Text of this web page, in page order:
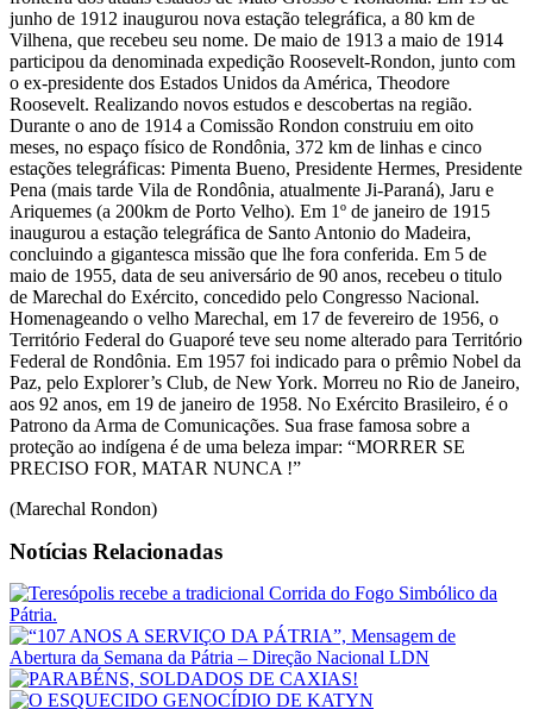
junho de 1912 inaugurou nova estação telegráfica, a 80 km de
Vilhena, que recebeu seu nome. De maio de 1913 a maio de 1914
participou da denominada expedição Roosevelt-Rondon, junto com
o ex-presidente dos Estados Unidos da América, Theodore
Roosevelt. Realizando novos estudos e descobertas na região.
Durante o ano de 1914 a Comissão Rondon construiu em oito
meses, no espaço físico de Rondônia, 372 km de linhas e cinco
estações telegráficas: Pimenta Bueno, Presidente Hermes, Presidente
Pena (mais tarde Vila de Rondônia, atualmente Ji-Paraná), Jaru e
Ariquemes (a 200km de Porto Velho). Em 1º de janeiro de 1915
inaugurou a estação telegráfica de Santo Antonio do Madeira,
concluindo a gigantesca missão que lhe fora conferida. Em 5 de
maio de 1955, data de seu aniversário de 90 anos, recebeu o titulo
de Marechal do Exército, concedido pelo Congresso Nacional.
Homenageando o velho Marechal, em 17 de fevereiro de 1956, o
Território Federal do Guaporé teve seu nome alterado para Território
Federal de Rondônia. Em 1957 foi indicado para o prêmio Nobel da
Paz, pelo Explorer’s Club, de New York. Morreu no Rio de Janeiro,
aos 92 anos, em 19 de janeiro de 1958. No Exército Brasileiro, é o
Patrono da Arma de Comunicações. Sua frase famosa sobre a
proteção ao indígena é de uma beleza impar: “MORRER SE
PRECISO FOR, MATAR NUNCA !”
(Marechal Rondon)
Notícias Relacionadas